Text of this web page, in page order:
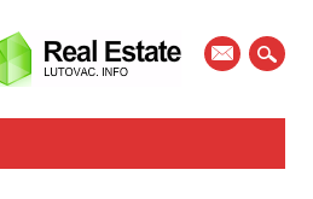
mail